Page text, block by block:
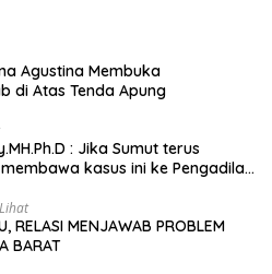
Agustina Membuka
di Atas Tenda Apung
: Jika Sumut terus
kasus ini ke Pengadilan
RELASI MENJAWAB PROBLEM
BARAT